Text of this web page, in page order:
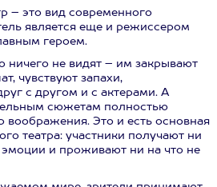
– это вид современного
является еще и режиссером
героем.
ничего не видят – им закрывают
чувствуют запахи,
с другом и с актерами. А
сюжетам полностью
воображения. Это и есть основная
театра: участники получают ни
и проживают ни на что не